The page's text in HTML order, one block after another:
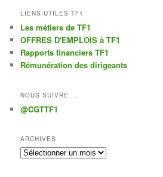
LIENS UTILES TF1
Les métiers de TF1
OFFRES D'EMPLOIS à TF1
Rapports financiers TF1
Rémunération des dirigeants
NOUS SUIVRE ...
@CGTTF1
ARCHIVES
Archives